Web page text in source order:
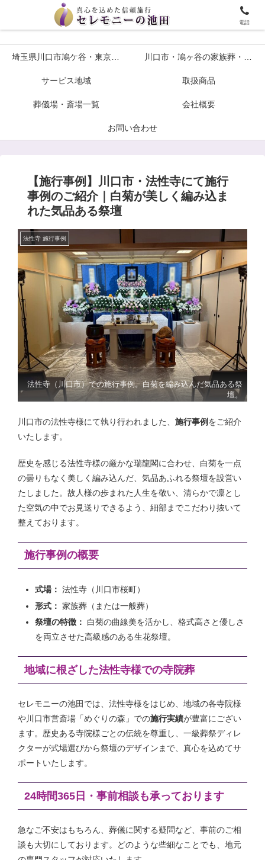
埼玉川口市鳩ケ谷・東京の葬儀や家族葬ならセレモニーの池田へ
埼玉県川口市鳩ケ谷・東京の葬儀や家族葬ならセレモニーの池田へ
サービス地域 取扱商品
葬儀場・斎場一覧 会社概要
お問い合わせ
【施行事例】川口市・法性寺にて施行
事例のご紹介｜白菊が美しく編み込ま
れた気品ある祭壇
法性寺 施行事例
法性寺（川口市）での施行事例。白菊を編み込んだ気品ある祭
壇。
川口市の法性寺様にて執り行われました、 施行事例をご紹介
いたします。
歴史を感じる法性寺様の厳かな瑞龍閣に合わせ、白菊を一点
の曇りもなく美しく編み込んだ、気品あふれる祭壇を設営い
たしました。故人様の歩まれた人生を敬い、清らかで凛とし
た空気の中でお見送りできるよう、細部までこだわり抜いて
整えております。
施行事例の概要
式場： 法性寺（川口市桜町）
形式： 家族葬（または一般葬）
祭壇の特徴：
白菊の曲線美を活かし、格式高さと優しさ
を両立させた高級感のある生花祭壇。
地域に根ざした法性寺様での寺院葬
セレモニーの池田では、法性寺様をはじめ、地域の各寺院様
や川口市営斎場「めぐりの森」での施行実績が豊富にござい
ます。歴史ある寺院様ごとの伝統を尊重し、一級葬祭ディレ
クターが式場選びから祭壇のデザインまで、真心を込めてサ
ポートいたします。
24時間365日・事前相談も承っております
急なご不安はもちろん、葬儀に関する疑問など、事前のご相
談も大切にしております。どのような些細なことでも、地元
電話